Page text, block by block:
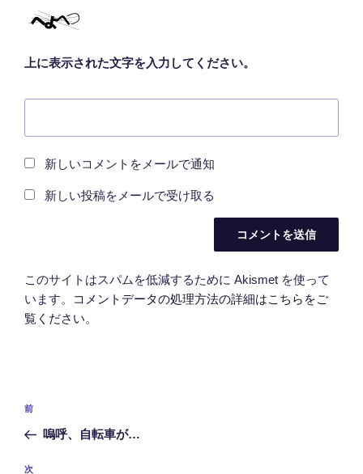
上に表示された文字を入力してください。
新しいコメントをメールで通知
新しい投稿をメールで受け取る
このサイトはスパムを低減するために Akismet を使って
います。
コメントデータの処理方法の詳細はこちらをご
覧ください。
投
ナ
ビ
前
の
稿
前
嗚呼、自転車が…
次
次